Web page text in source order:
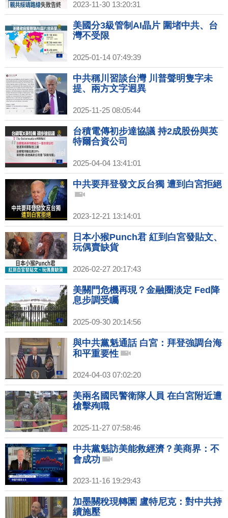
2023-11-30 13:20:31
美國分3級管制AI晶片 圍堵中共、台
灣不受限
2025-01-14 07:49:39
中共稱川習談台灣 川普聲明隻字未
提、兩方文字迥異
2025-11-25 08:05:44
台積電傳初步達協議 持2成股份與英
特爾合資公司
2025-04-04 13:41:01
中共要拜登發文反台獨 遭到白宮拒絕
2023-12-21 13:14:01
日本小猴Punch君 紅到白宮發貼文、
玩偶賣缺貨
2026-02-27 20:17:43
美關門危機再現？金融圈淡定 Fed降
息步調受矚
2025-09-30 20:14:56
與中共黨魁通話 白宮：拜登強調台海
和平重要性
2024-04-03 07:02:20
美兩名國民警衛隊人員 在白宮附近遭
槍擊殉職
2025-11-27 07:58:46
中共黨魁訪美能救經濟？美商界：不
會成功
2023-11-16 19:29:43
加墨關稅現轉圜 盧特尼克：對中共持
續施壓